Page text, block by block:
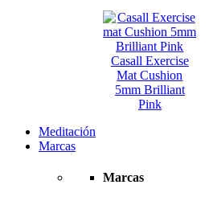
Casall Exercise
Mat Cushion
5mm Brilliant
Pink
Meditación
Marcas
Marcas